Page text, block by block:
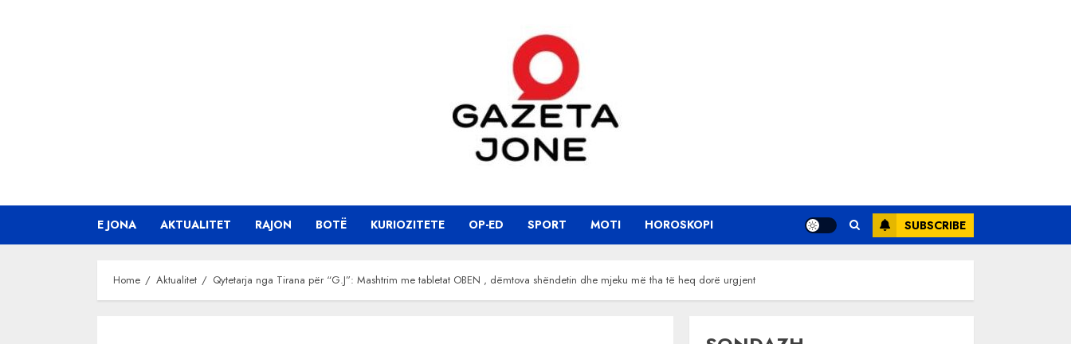
E JONA AKTUALITET RAJON BOTË KURIOZITETE OP-ED SPORT MOTI HOROSKOPI SUBSCRIBE
Home Aktualitet Qytetarja nga Tirana për “G.J”: Mashtrim me tabletat OBEN , dëmtova shëndetin dhe mjeku më tha të heq dorë urgjent